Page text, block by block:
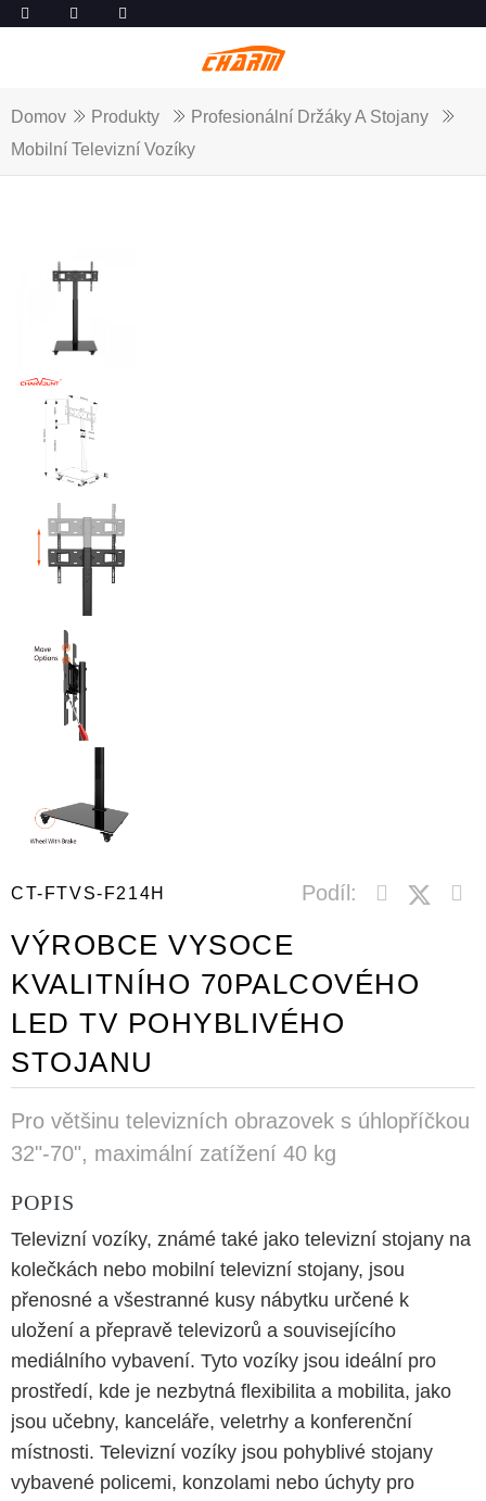
Domov Produkty
Profesionální Držáky A Stojany
Mobilní Televizní Vozíky
CT-FTVS-F214H Podíl:
VÝROBCE VYSOCE
KVALITNÍHO 70PALCOVÉHO
LED TV POHYBLIVÉHO
STOJANU
Pro většinu televizních obrazovek s úhlopříčkou
32"-70", maximální zatížení 40 kg
POPIS
Televizní vozíky, známé také jako televizní stojany na
kolečkách nebo mobilní televizní stojany, jsou
přenosné a všestranné kusy nábytku určené k
uložení a přepravě televizorů a souvisejícího
mediálního vybavení. Tyto vozíky jsou ideální pro
prostředí, kde je nezbytná flexibilita a mobilita, jako
jsou učebny, kanceláře, veletrhy a konferenční
místnosti. Televizní vozíky jsou pohyblivé stojany
vybavené policemi, konzolami nebo úchyty pro